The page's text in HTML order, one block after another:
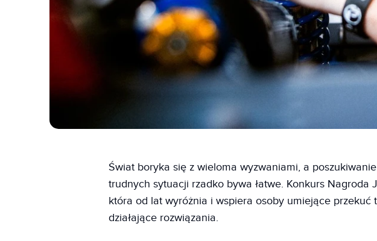
Świat boryka się z wieloma wyzwaniami, a
trudnych sytuacji rzadko bywa łatwe. Konkurs Nagroda
która od lat wyróżnia i wspiera osoby umiejące przekuć
działające rozwiązania.